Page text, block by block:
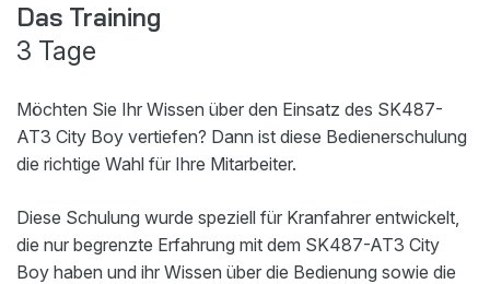
Nachrichten
Veranstaltungen
My Spierings
General terms and conditions
Privacy policy
Das Training
3 Tage
Möchten Sie Ihr Wissen über den Einsatz des SK487-
AT3 City Boy vertiefen? Dann ist diese Bedienerschulung
die richtige Wahl für Ihre Mitarbeiter.
Diese Schulung wurde speziell für Kranfahrer entwickelt,
die nur begrenzte Erfahrung mit dem SK487-AT3 City
Boy haben und ihr Wissen über die Bedienung sowie die